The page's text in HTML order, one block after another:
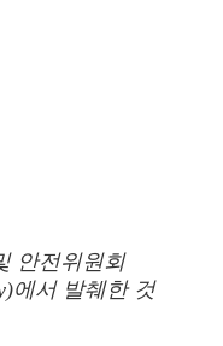
안전위원회
에서 발췌한 것